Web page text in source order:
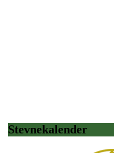
Stevnekalender